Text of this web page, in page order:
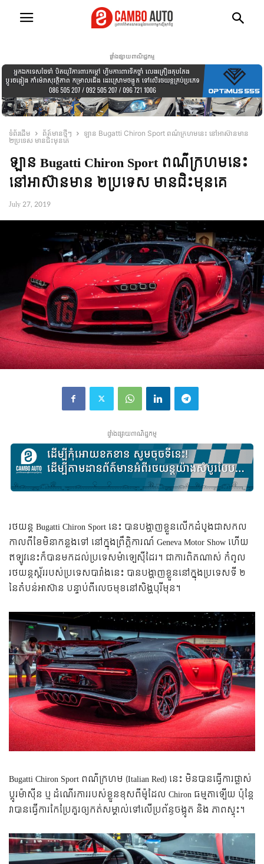
ផ្ទាំងផ្សាយពាណិជ្ជកម្ម
ទំព័រដើម ព័ត៍មានថ្មីៗ
ឡាន Bugatti Chiron Sport ពណ៌ក្រហមនេះ នៅអាស៊ានមាន
២ប្រទេស មានជិះមុនគេ
ឡាន Bugatti Chiron Sport ពណ៌ក្រហមនេះ
នៅអាស៊ានមាន ២ប្រទេស មានជិះមុនគេ
July 27, 2019
ផ្ទាំងផ្សាយពាណិជ្ជកម្ម
រថយន្ត Bugatti Chiron Sport នេះ បាន​បង្ហាញ​ខ្លួន​លើក​ដំបូង​ជា​សកល
កាល​ពី​ខែ​មិនា​កន្លង​ទៅ​ នៅ​ក្នុង​ព្រឹត្តិការណ៍ Geneva Motor Show ហើយ​
ឥឡូវ​នេះ​ក៏​បាន​មក​ដល់​ប្រទេស​ម៉ាឡេស៊ី​ដែរ។ ជា​ការ​ពិត​ណាស់ កំពូល​
រថយន្ត​ស្ព័រ​របស់​ប្រទេស​បារាំង​នេះ បាន​បង្ហាញ​ខ្លួន​នៅ​ក្នុង​ប្រទេស​ទី ២
នៃ​តំបន់​អាស៊ាន បន្ទាប់​ពី​លេច​មុខ​នៅ​សិង្ហបុរី​មុន។
Bugatti Chiron Sport ពណ៌​ក្រហម (Italian Red) នេះ មិន​បាន​ធ្វើ​ការ​ផ្លាស់
ប្ដូរ​ម៉ាស៊ីន ឬ ដំណើរការ​របស់​ខ្លួន​ខុស​ពី​ម៉ូដែល Chiron ធម្មតា​ឡើយ ប៉ុន្តែ​
វា​បាន​ធ្វើ​ការ​កែប្រែ​គួរ​ឲ្យ​កត់សម្គាល់​ទៅ​លើ​ប្រព័ន្ធ​ចង្កូត និង ភាព​ស្ទុះ។